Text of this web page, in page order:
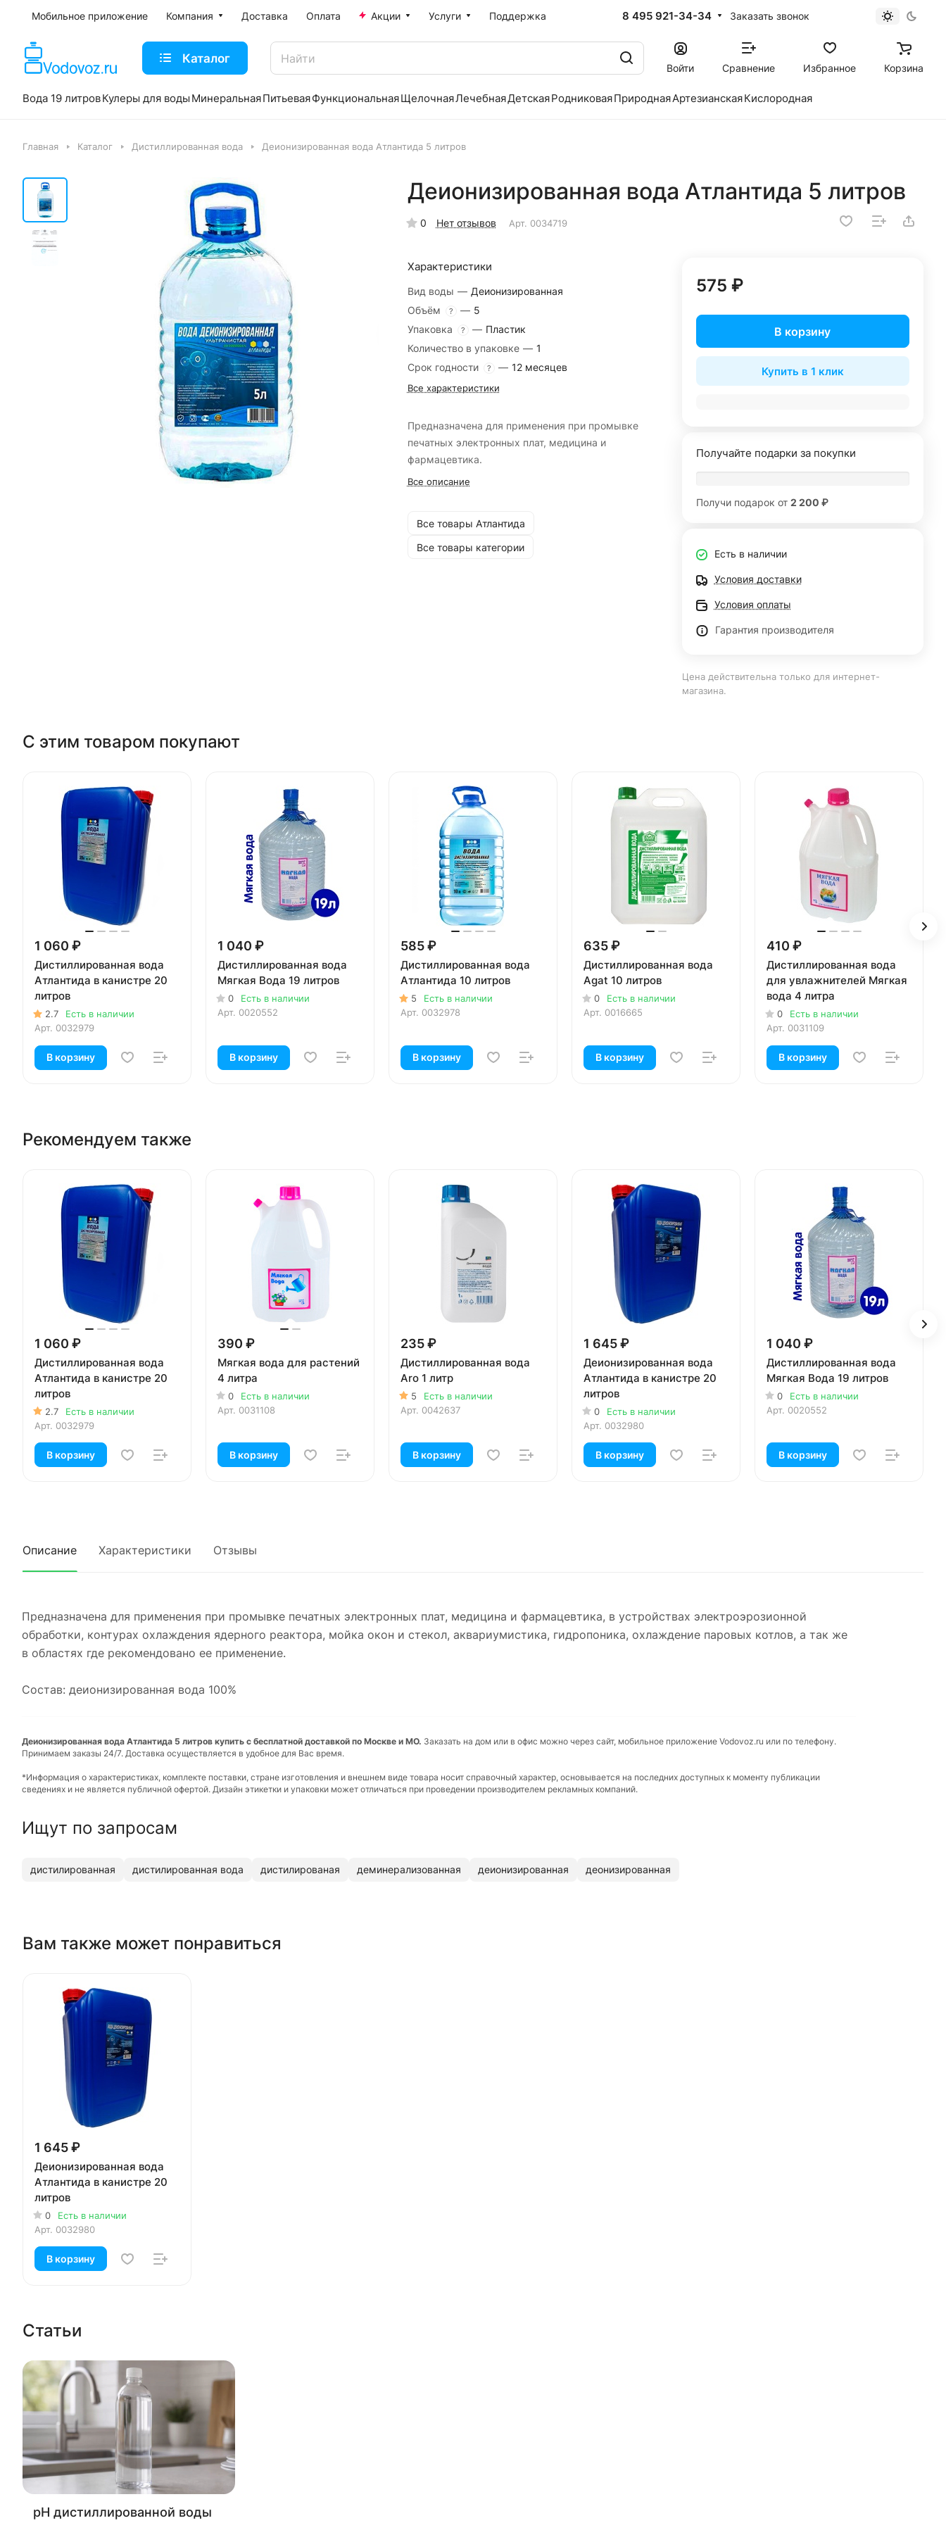
Мобильное приложение Компания Доставка Оплата Акции Услуги Поддержка 8 495 921-34-34 Заказать звонок
Каталог
Войти Сравнение Избранное Корзина
Вода 19 литровКулеры для воды МинеральнаяПитьеваяФункциональнаяЩелочнаяЛечебнаяДетскаяРодниковаяПрироднаяАртезианскаяКислородная
Главная Каталог Дистиллированная вода Деионизированная вода Атлантида 5 литров
Деионизированная вода Атлантида 5 литров
0 Нет отзывов Арт. 0034719
Характеристики
Вид воды — Деионизированная
Объём
? — 5
Упаковка
? — Пластик
Количество в упаковке — 1
Срок годности
? — 12 месяцев
Все характеристики
Предназначена для применения при промывке
печатных электронных плат, медицина и
фармацевтика.
Все описание
Все товары Атлантида
Все товары категории
575 ₽
В корзину
Купить в 1 клик
Получайте подарки за покупки
Получи подарок от 2 200 ₽
Есть в наличии
Условия доставки
Условия оплаты
Гарантия производителя
Цена действительна только для интернет-
магазина.
С этим товаром покупают
1 060 ₽
Дистиллированная вода
Атлантида в канистре 20
литров
2.7
Есть в наличии
Арт. 0032979
В корзину
1 040 ₽
Дистиллированная вода
Мягкая Вода 19 литров
0
Есть в наличии
Арт. 0020552
В корзину
585 ₽
Дистиллированная вода
Атлантида 10 литров
5
Есть в наличии
Арт. 0032978
В корзину
635 ₽
Дистиллированная вода
Agat 10 литров
0
Есть в наличии
Арт. 0016665
В корзину
410 ₽
Дистиллированная вода
для увлажнителей Мягкая
вода 4 литра
0
Есть в наличии
Арт. 0031109
В корзину
Рекомендуем также
1 060 ₽
Дистиллированная вода
Атлантида в канистре 20
литров
2.7
Есть в наличии
Арт. 0032979
В корзину
390 ₽
Мягкая вода для растений
4 литра
0
Есть в наличии
Арт. 0031108
В корзину
235 ₽
Дистиллированная вода
Aro 1 литр
5
Есть в наличии
Арт. 0042637
В корзину
1 645 ₽
Деионизированная вода
Атлантида в канистре 20
литров
0
Есть в наличии
Арт. 0032980
В корзину
1 040 ₽
Дистиллированная вода
Мягкая Вода 19 литров
0
Есть в наличии
Арт. 0020552
В корзину
Описание Характеристики Отзывы
Предназначена для применения при промывке печатных электронных плат, медицина и фармацевтика, в устройствах электроэрозионной
обработки, контурах охлаждения ядерного реактора, мойка окон и стекол, аквариумистика, гидропоника, охлаждение паровых котлов, а так же
в областях где рекомендовано ее применение.
Состав: деионизированная вода 100%
Деионизированная вода Атлантида 5 литров купить с бесплатной доставкой по Москве и МО. Заказать на дом или в офис можно через сайт, мобильное приложение Vodovoz.ru или по телефону.
Принимаем заказы 24/7. Доставка осуществляется в удобное для Вас время.
*Информация о характеристиках, комплекте поставки, стране изготовления и внешнем виде товара носит справочный характер, основывается на последних доступных к моменту публикации
сведениях и не является публичной офертой. Дизайн этикетки и упаковки может отличаться при проведении производителем рекламных компаний.
Ищут по запросам
дистилированная дистилированная вода дистилированая деминерализованная деионизированная деонизированная
Вам также может понравиться
1 645 ₽
Деионизированная вода
Атлантида в канистре 20
литров
0
Есть в наличии
Арт. 0032980
В корзину
Статьи
pH дистиллированной воды